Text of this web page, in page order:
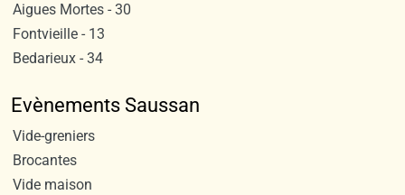
Aigues Mortes - 30
Fontvieille - 13
Bedarieux - 34
Evènements Saussan
Vide-greniers
Brocantes
Vide maison